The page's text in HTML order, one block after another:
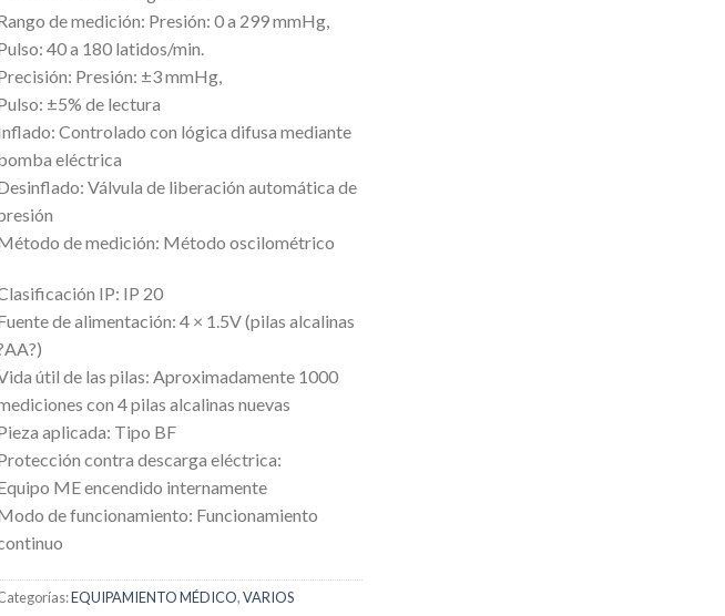
de medición: Presión: 0 a 299 mmHg,
40 a 180 latidos/min.
Presión: ±3 mmHg,
±5% de lectura
Controlado con lógica difusa mediante
eléctrica
Válvula de liberación automática de
de medición: Método oscilométrico
IP: IP 20
de alimentación: 4 × 1.5V (pilas alcalinas
útil de las pilas: Aproximadamente 1000
con 4 pilas alcalinas nuevas
aplicada: Tipo BF
contra descarga eléctrica:
ME encendido internamente
de funcionamiento: Funcionamiento
EQUIPAMIENTO MÉDICO,VARIOS